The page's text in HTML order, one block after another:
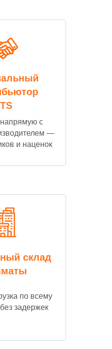
склад
с
—
и наценок
по всему
задержек